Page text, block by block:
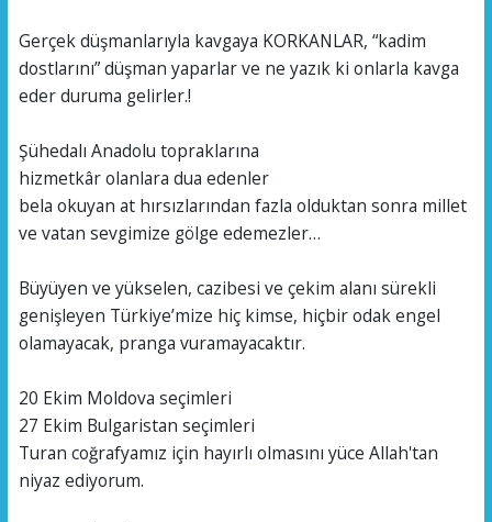
Gerçek düşmanlarıyla kavgaya KORKANLAR, “kadim
dostlarını” düşman yaparlar ve ne yazık ki onlarla kavga
eder duruma gelirler.!
Şühedalı Anadolu topraklarına
hizmetkâr olanlara dua edenler
bela okuyan at hırsızlarından fazla olduktan sonra millet
ve vatan sevgimize gölge edemezler…
Büyüyen ve yükselen, cazibesi ve çekim alanı sürekli
genişleyen Türkiye’mize hiç kimse, hiçbir odak engel
olamayacak, pranga vuramayacaktır.
20 Ekim Moldova seçimleri
27 Ekim Bulgaristan seçimleri
Turan coğrafyamız için hayırlı olmasını yüce Allah'tan
niyaz ediyorum.